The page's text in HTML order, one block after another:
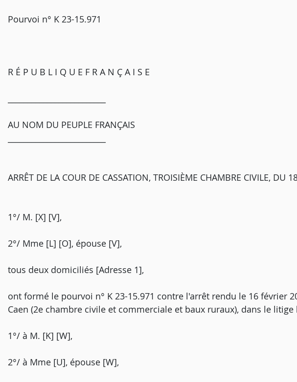
Pourvoi n° K 23-15.971
R É P U B L I Q U E F R A N Ç A I S E
AU NOM DU PEUPLE FRANÇAIS
ARRÊT DE LA COUR DE CASSATION, TROISIÈME CHAMBRE CIVILE, DU
1°/ M. [X] [V],
2°/ Mme [L] [O], épouse [V],
tous deux domiciliés [Adresse 1],
ont formé le pourvoi n° K 23-15.971 contre l'arrêt rendu le 16 février
Caen (2e chambre civile et commerciale et baux ruraux), dans le
1°/ à M. [K] [W],
2°/ à Mme [U], épouse [W],